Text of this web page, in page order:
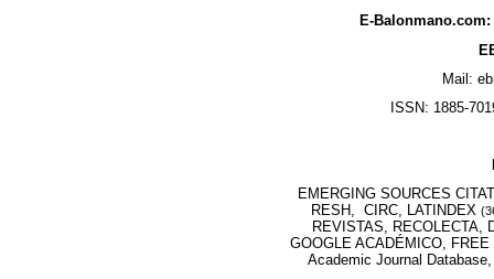
E-
Mail:
ISSN: 1885-
EMERGING SOURCES
RESH, CIRC, LATINDEX
REVISTAS, RECOLECTA,
GOOGLE ACADÉMICO,
Academic Journal